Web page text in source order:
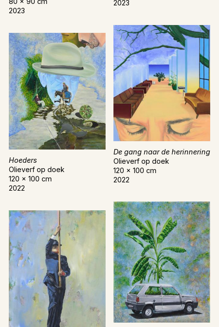
2023
2023
De gang naar de herinnering
Olieverf op doek
120 x 100 cm
2022
Hoeders
Olieverf op doek
120 x 100 cm
2022